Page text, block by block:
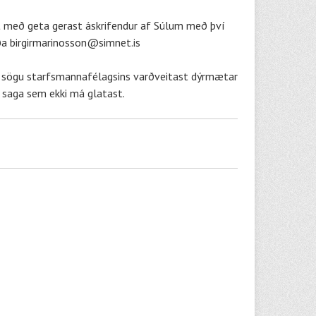
geta gerast áskrifendur af Súlum með því
birgirmarinosson@simnet.is
starfsmannafélagsins varðveitast dýrmætar
sem ekki má glatast.